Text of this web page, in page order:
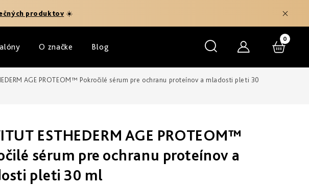
produktov ☀️
O značke Blog
AGE PROTEOM™ Pokročilé sérum pre ochranu proteínov a mladosti pleti 30
ESTHEDERM AGE PROTEOM™
sérum pre ochranu proteínov a
pleti 30 ml